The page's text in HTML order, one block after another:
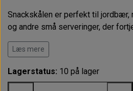
Snackskålen er perfekt til jordbær,
og andre små serveringer, der
opmærksomhed. Den
skaber varme og stemning
Alle snackskåle bliver skåret,
Læs mere
Lagerstatus: 10 på lager